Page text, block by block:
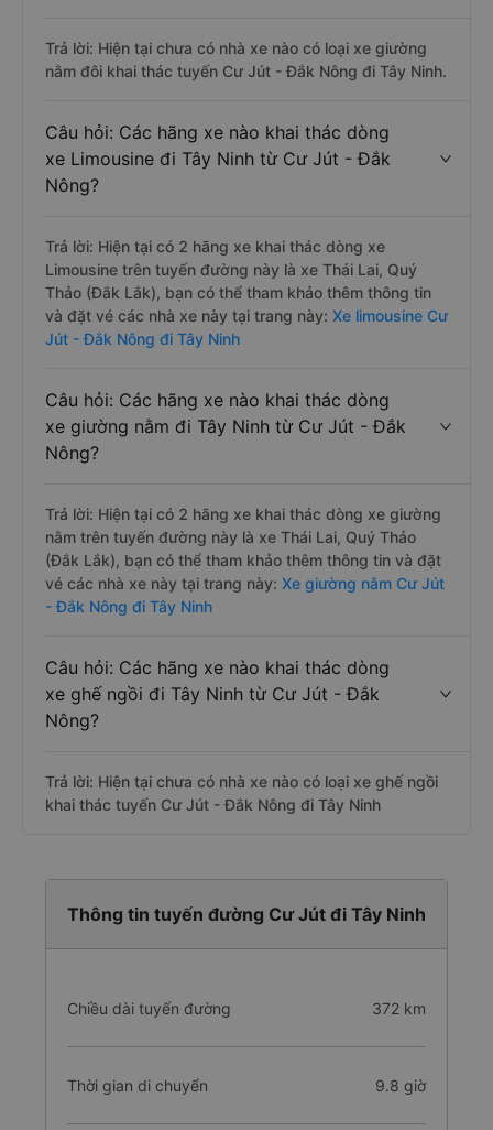
Trả lời: Hiện tại chưa có nhà xe nào có loại xe giường
nằm đôi khai thác tuyến Cư Jút - Đắk Nông đi Tây Ninh.
Câu hỏi: Các hãng xe nào khai thác dòng
xe Limousine đi Tây Ninh từ Cư Jút - Đắk
Nông?
Trả lời: Hiện tại có 2 hãng xe khai thác dòng xe
Limousine trên tuyến đường này là xe Thái Lai, Quý
Thảo (Đắk Lắk), bạn có thể tham khảo thêm thông tin
và đặt vé các nhà xe này tại trang này: Xe limousine Cư
Jút - Đắk Nông đi Tây Ninh
Câu hỏi: Các hãng xe nào khai thác dòng
xe giường nằm đi Tây Ninh từ Cư Jút - Đắk
Nông?
Trả lời: Hiện tại có 2 hãng xe khai thác dòng xe giường
nằm trên tuyến đường này là xe Thái Lai, Quý Thảo
(Đắk Lắk), bạn có thể tham khảo thêm thông tin và đặt
vé các nhà xe này tại trang này: Xe giường nằm Cư Jút
- Đắk Nông đi Tây Ninh
Câu hỏi: Các hãng xe nào khai thác dòng
xe ghế ngồi đi Tây Ninh từ Cư Jút - Đắk
Nông?
Trả lời: Hiện tại chưa có nhà xe nào có loại xe ghế ngồi
khai thác tuyến Cư Jút - Đắk Nông đi Tây Ninh
Thông tin tuyến đường Cư Jút đi Tây Ninh
Chiều dài tuyến đường 372 km
Thời gian di chuyển 9.8 giờ